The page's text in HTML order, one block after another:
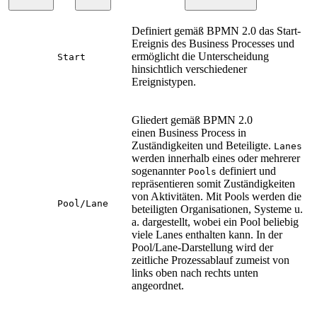
Start
Definiert gemäß BPMN 2.0 das Start-
Ereignis des Business Processes und
ermöglicht die Unterscheidung
hinsichtlich verschiedener
Ereignistypen.
Pool/Lane
Gliedert gemäß BPMN 2.0
einen Business Process in
Zuständigkeiten und Beteiligte. Lanes
werden innerhalb eines oder mehrerer
sogenannter Pools definiert und
repräsentieren somit Zuständigkeiten
von Aktivitäten. Mit Pools werden die
beteiligten Organisationen, Systeme u.
a. dargestellt, wobei ein Pool beliebig
viele Lanes enthalten kann. In der
Pool/Lane-Darstellung wird der
zeitliche Prozessablauf zumeist von
links oben nach rechts unten
angeordnet.